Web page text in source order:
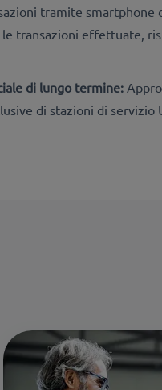
tramite
transazioni effettuate,
di lungo termine:
di stazioni di